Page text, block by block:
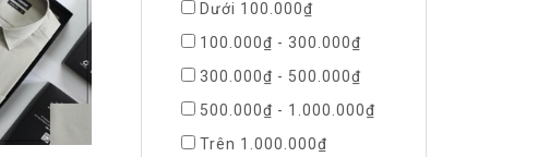
Dưới 100.000₫
100.000₫ - 300.000₫
300.000₫ - 500.000₫
500.000₫ - 1.000.000₫
Trên 1.000.000₫